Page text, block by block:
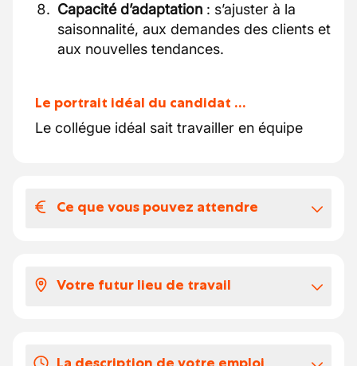
Capacité d’adaptation : s’ajuster à la
saisonnalité, aux demandes des clients et
aux nouvelles tendances.
Le portrait idéal du candidat …
Le collégue idéal sait travailler en équipe
Ce que vous pouvez attendre
Salaire en fonction de la catégorie de vos
Votre futur lieu de travail